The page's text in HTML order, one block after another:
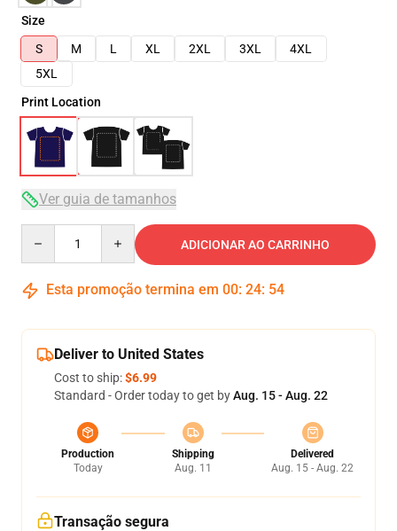
Size
S
M L XL 2XL 3XL
4XL
5XL
Print Location
Ver guia de tamanhos
ADICIONAR AO CARRINHO
Esta promoção termina em 00: 24: 54
Deliver to United States
Cost to ship:$6.99
Standard - Order today to get byAug. 15 - Aug. 22
Production
Today
Shipping
Aug. 11
Delivered
Aug. 15 - Aug. 22
Transação segura